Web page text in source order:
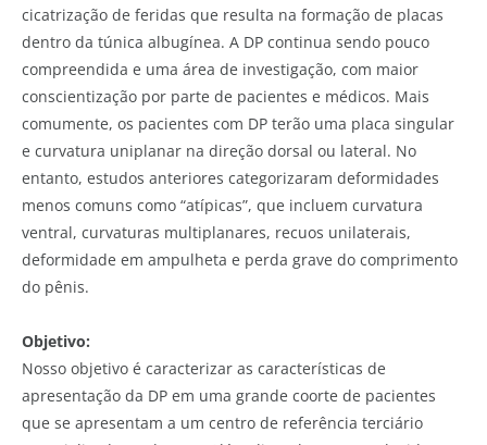
cicatrização de feridas que resulta na formação de placas
dentro da túnica albugínea. A DP continua sendo pouco
compreendida e uma área de investigação, com maior
conscientização por parte de pacientes e médicos. Mais
comumente, os pacientes com DP terão uma placa singular
e curvatura uniplanar na direção dorsal ou lateral. No
entanto, estudos anteriores categorizaram deformidades
menos comuns como “atípicas”, que incluem curvatura
ventral, curvaturas multiplanares, recuos unilaterais,
deformidade em ampulheta e perda grave do comprimento
do pênis.
Objetivo:
Nosso objetivo é caracterizar as características de
apresentação da DP em uma grande coorte de pacientes
que se apresentam a um centro de referência terciário